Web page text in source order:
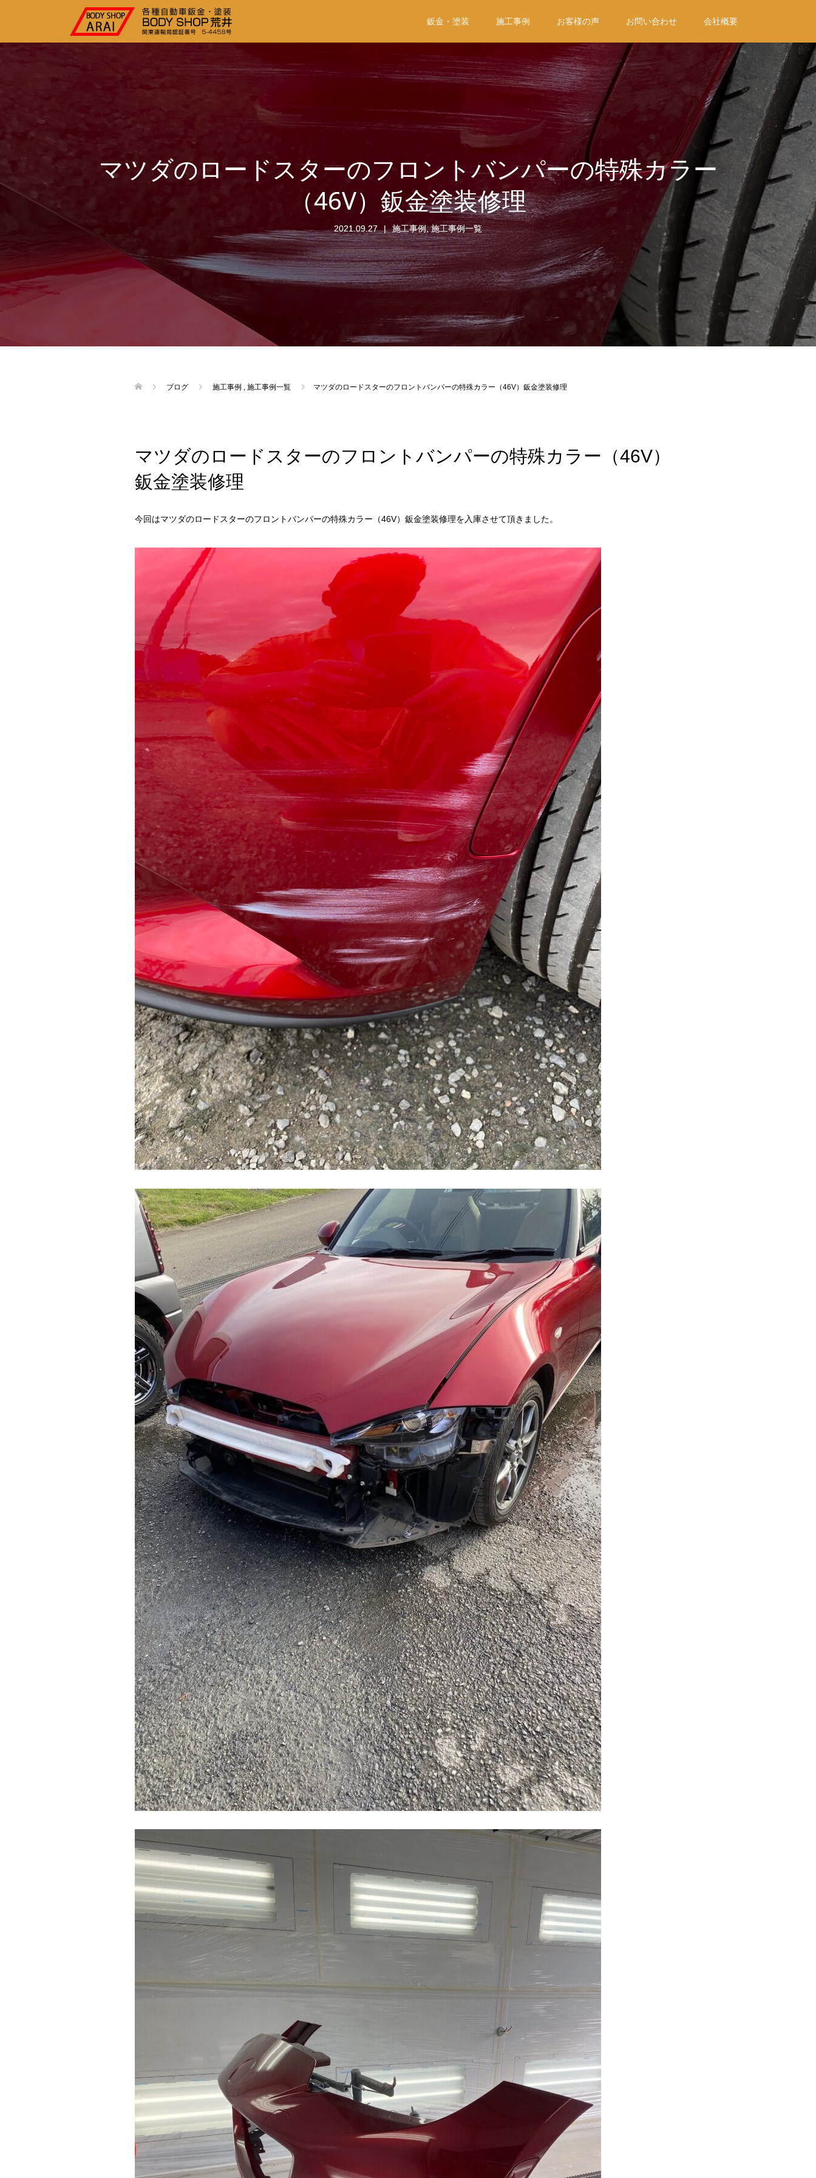
鈑金・塗装 施工事例 お客様の声 お問い合わせ 会社概要
マツダのロードスターのフロントバンパーの特殊カラー
（46V）鈑金塗装修理
2021.09.27 施工事例,施工事例一覧
ブログ 施工事例 施工事例一覧 マツダのロードスターのフロントバンパーの特殊カラー（46V）鈑金塗装修理
マツダのロードスターのフロントバンパーの特殊カラー（46V）
鈑金塗装修理
今回はマツダのロードスターのフロントバンパーの特殊カラー（46V）鈑金塗装修理を入庫させて頂きました。